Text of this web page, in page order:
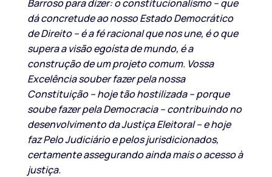
Barroso para dizer: o constitucionalismo – que
dá concretude ao nosso Estado Democrático
de Direito – é a fé racional que nos une, é o que
supera a visão egoísta de mundo, é a
construção de um projeto comum. Vossa
Excelência souber fazer pela nossa
Constituição – hoje tão hostilizada – porque
soube fazer pela Democracia – contribuindo no
desenvolvimento da Justiça Eleitoral – e hoje
faz Pelo Judiciário e pelos jurisdicionados,
certamente assegurando ainda mais o acesso à
justiça.